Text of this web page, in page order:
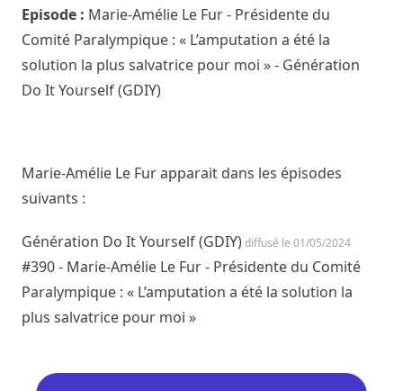
Episode : Marie-Amélie Le Fur - Présidente du
Comité Paralympique : « L’amputation a été la
solution la plus salvatrice pour moi » - Génération
Do It Yourself (GDIY)
Marie-Amélie Le Fur apparait dans les épisodes
suivants :
Génération Do It Yourself (GDIY)diffusé le 01/05/2024
#390 - Marie-Amélie Le Fur - Présidente du Comité
Paralympique : « L’amputation a été la solution la
plus salvatrice pour moi »